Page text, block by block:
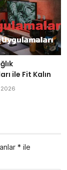
ile Fit Kalın
* ile